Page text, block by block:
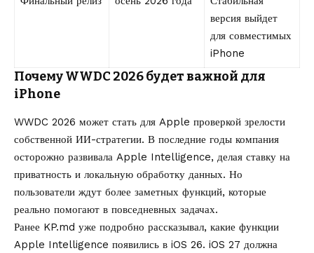
версия выйдет
для совместимых
iPhone
Почему WWDC 2026 будет важной для
iPhone
WWDC 2026 может стать для Apple проверкой зрелости
собственной ИИ-стратегии. В последние годы компания
осторожно развивала Apple Intelligence, делая ставку на
приватность и локальную обработку данных. Но
пользователи ждут более заметных функций, которые
реально помогают в повседневных задачах.
Ранее KP.md уже подробно рассказывал, какие функции
Apple Intelligence появились в iOS 26. iOS 27 должна